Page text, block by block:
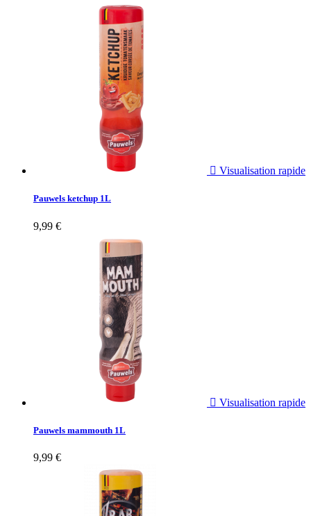
 Visualisation rapide
Pauwels ketchup 1L
9,99 €
 Visualisation rapide
Pauwels mammouth 1L
9,99 €